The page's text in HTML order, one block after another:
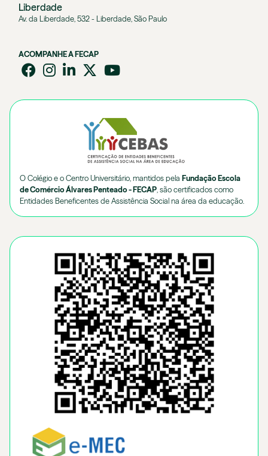
Liberdade
Av. da Liberdade, 532 - Liberdade, São Paulo
ACOMPANHE A FECAP
O Colégio e o Centro Universitário, mantidos pela Fundação Escola
de Comércio Álvares Penteado - FECAP, são certificados como
Entidades Beneficentes de Assistência Social na área da educação.